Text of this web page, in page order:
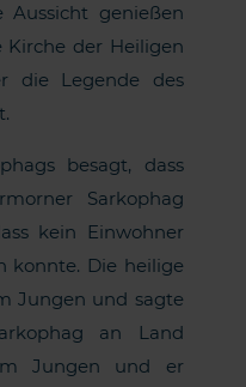
Aussicht genießen
der Heiligen
die Legende des
besagt, dass
Sarkophag
kein Einwohner
konnte. Die heilige
Jungen und sagte
an Land
Jungen und er